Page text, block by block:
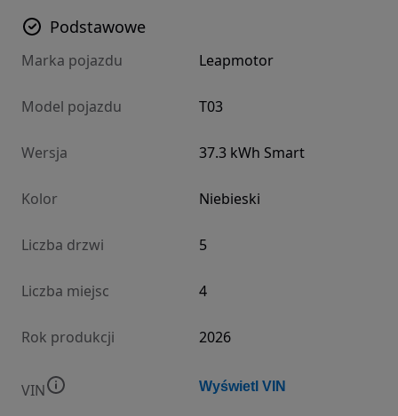
Podstawowe
Marka pojazdu Leapmotor
Model pojazdu T03
Wersja 37.3 kWh Smart
Kolor Niebieski
Liczba drzwi 5
Liczba miejsc 4
Rok produkcji 2026
VIN Wyświetl VIN